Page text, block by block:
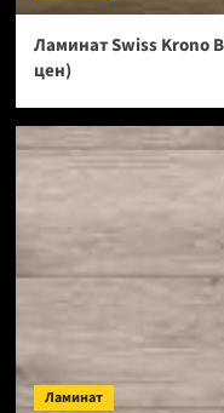
Ламинат Swiss Krono
цен)
Ламинат